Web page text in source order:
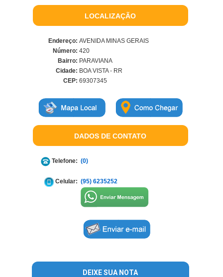
LOCALIZAÇÃO
Endereço: AVENIDA MINAS GERAIS
Número: 420
Bairro: PARAVIANA
Cidade: BOA VISTA - RR
CEP: 69307345
DADOS DE CONTATO
Telefone: (0)
Celular: (95) 6235252
DEIXE SUA NOTA